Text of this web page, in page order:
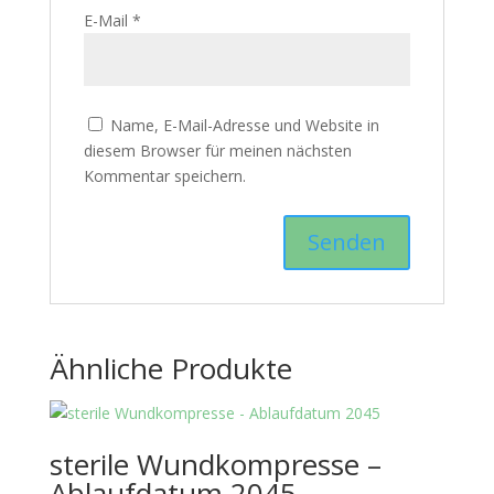
E-Mail *
Name, E-Mail-Adresse und Website in
diesem Browser für meinen nächsten
Kommentar speichern.
Ähnliche Produkte
sterile Wundkompresse –